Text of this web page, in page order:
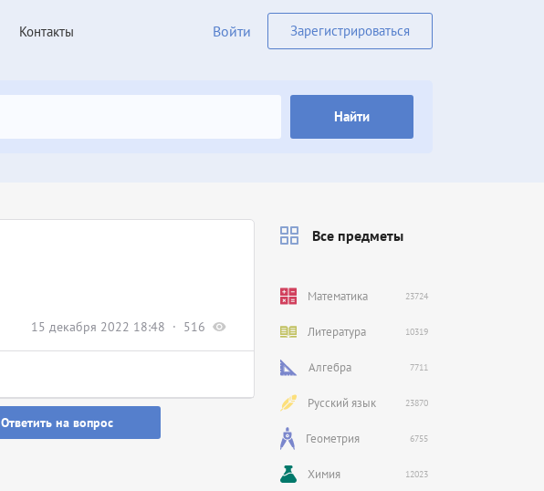
Контакты Войти Зарегистрироваться
Найти
15 декабря 2022 18:48 516
Ответить на вопрос
Все предметы
Математика 23724
Литература 10319
Алгебра 7711
Русский язык 23870
Геометрия 6755
Химия 12023